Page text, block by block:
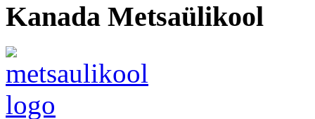
Kanada Metsaülikool